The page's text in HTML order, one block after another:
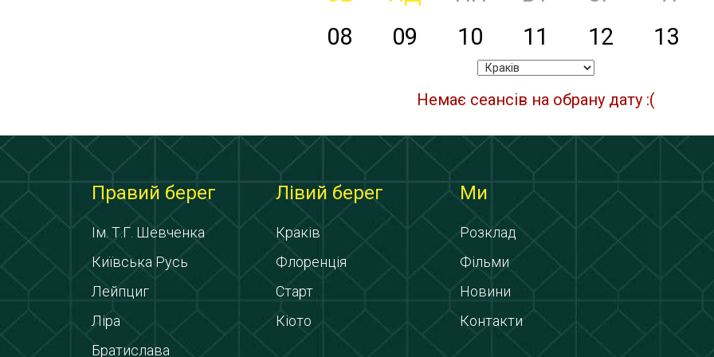
08
09 10 11 12 13
Немає сеансів на обрану дату :(
Правий берег
Ім. Т.Г. Шевченка
Київська Русь
Лейпциг
Ліра
Братислава
Лівий берег
Краків
Флоренція
Старт
Кіото
Ми
Розклад
Фільми
Новини
Контакти